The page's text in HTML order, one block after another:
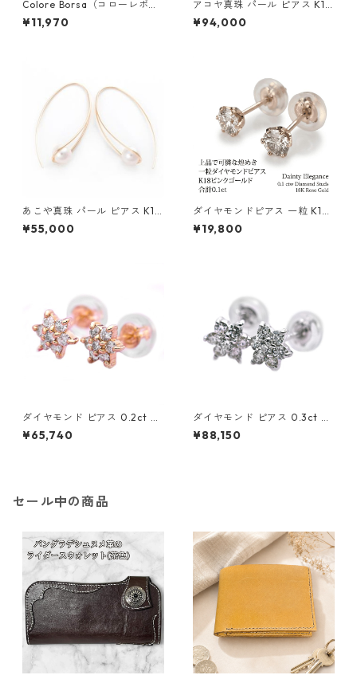
Colore Borsa（コローレボル
サ） メモパッド ブラック MG
-008
¥11,970
アコヤ真珠 パール ピアス K18
イエローゴールド ジプシー フ
ック ピアス 7mm 7ミリ珠 あ
¥94,000
あこや真珠 パール ピアス K10
イエローゴールド ジプシー フ
ック ピアス 7mm 7ミリ珠 ア
¥55,000
ダイヤモンドピアス 一粒 K18
ピンクゴールド 合計0.1ct ス
タッドピアス おしゃれ シンプ
¥19,800
ダイヤモンド ピアス 0.2ct K1
8 イエローゴールド 0.2カラッ
ト 花 フラワーモチーフ ピアス
¥65,740
ダイヤモンド ピアス 0.3ct K1
8 ホワイトゴールド 0.3カラッ
ト 花 フラワーモチーフ ピアス
¥88,150
セール中の商品